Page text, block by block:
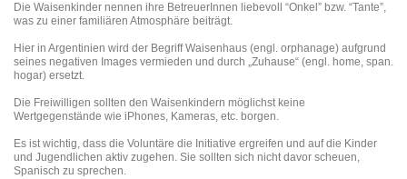
Die Waisenkinder nennen ihre BetreuerInnen liebevoll “Onkel” bzw. “Tante”,
was zu einer familiären Atmosphäre beiträgt.
Hier in Argentinien wird der Begriff Waisenhaus (engl. orphanage) aufgrund
seines negativen Images vermieden und durch „Zuhause“ (engl. home, span.
hogar) ersetzt.
Die Freiwilligen sollten den Waisenkindern möglichst keine
Wertgegenstände wie iPhones, Kameras, etc. borgen.
Es ist wichtig, dass die Voluntäre die Initiative ergreifen und auf die Kinder
und Jugendlichen aktiv zugehen. Sie sollten sich nicht davor scheuen,
Spanisch zu sprechen.